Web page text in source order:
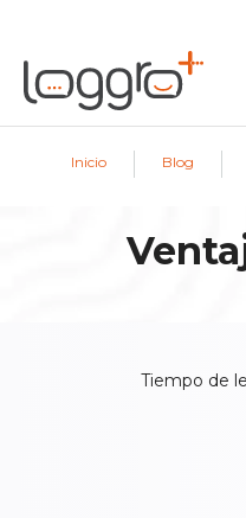
Inicio | Blog |
Tiempo de